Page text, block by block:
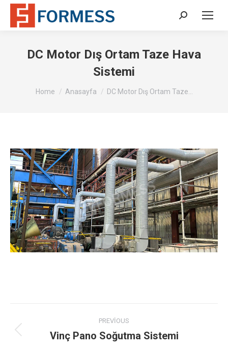
Search:
DC Motor Dış Ortam Taze Hava
Sistemi
You are here:
Home Anasayfa DC Motor Dış Ortam Taze…
navigation
PREVIOUS
Previous
Vinç Pano Soğutma Sistemi